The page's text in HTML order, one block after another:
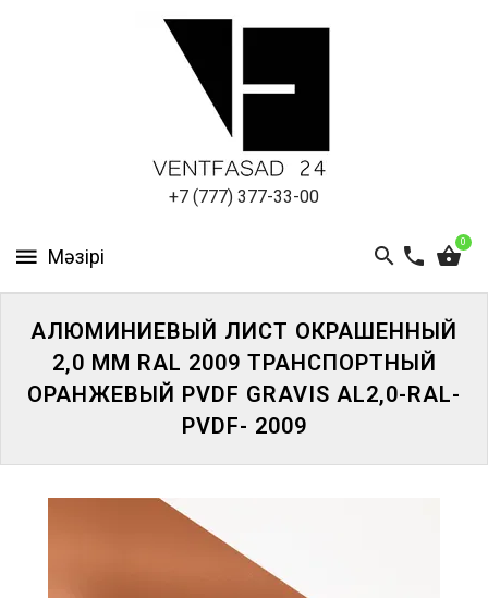
+7 (777) 377-33-00
0
ПАНЕЛИ
АЛЮМИНИЕВЫЙ ЛИСТ ОКРАШЕННЫЙ
2,0 ММ RAL 2009 ТРАНСПОРТНЫЙ
ОРАНЖЕВЫЙ PVDF GRAVIS AL2,0-RAL-
PVDF- 2009